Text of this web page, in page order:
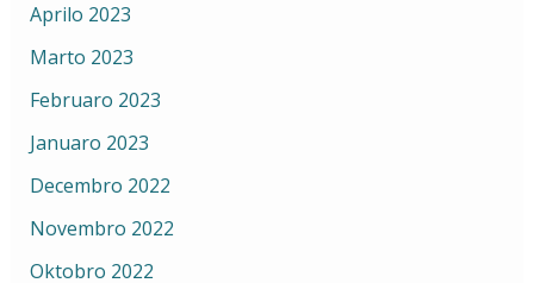
Aprilo 2023
Marto 2023
Februaro 2023
Januaro 2023
Decembro 2022
Novembro 2022
Oktobro 2022